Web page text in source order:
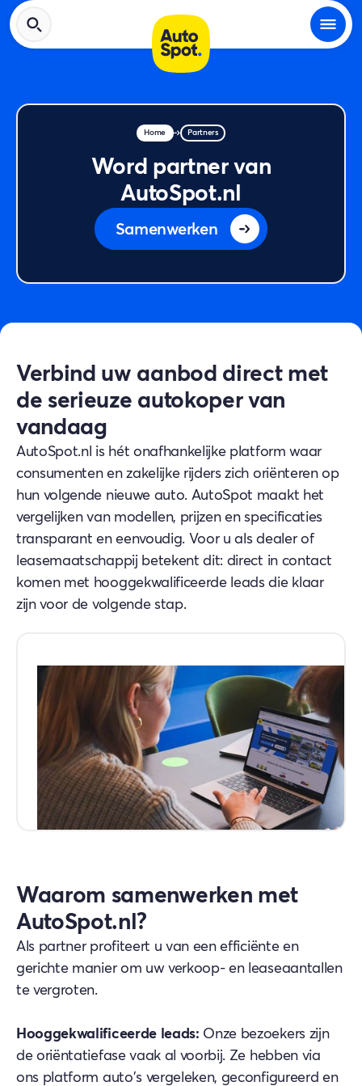
Home Partners
Word partner van
AutoSpot.nl
Samenwerken
Verbind uw aanbod direct met
de serieuze autokoper van
vandaag
AutoSpot.nl is hét onafhankelijke platform waar
consumenten en zakelijke rijders zich oriënteren op
hun volgende nieuwe auto. AutoSpot maakt het
vergelijken van modellen, prijzen en specificaties
transparant en eenvoudig. Voor u als dealer of
leasemaatschappij betekent dit: direct in contact
komen met hooggekwalificeerde leads die klaar
zijn voor de volgende stap.
Waarom samenwerken met
AutoSpot.nl?
Als partner profiteert u van een efficiënte en
gerichte manier om uw verkoop- en leaseaantallen
te vergroten.
Hooggekwalificeerde leads: Onze bezoekers zijn
de oriëntatiefase vaak al voorbij. Ze hebben via
ons platform auto's vergeleken, geconfigureerd en